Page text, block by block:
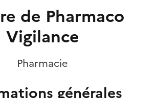
de Pharmaco
Vigilance
Pharmacie
générales